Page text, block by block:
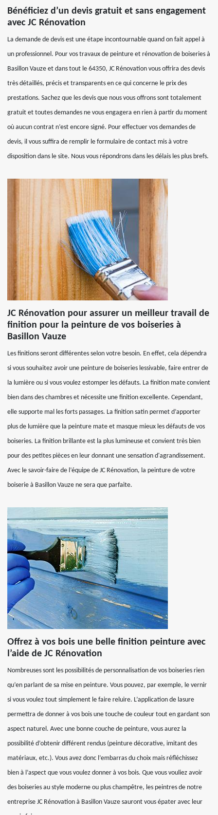
Bénéficiez d’un devis gratuit et sans engagement
avec JC Rénovation
La demande de devis est une étape incontournable quand on fait appel à
un professionnel. Pour vos travaux de peinture et rénovation de boiseries à
Basillon Vauze et dans tout le 64350, JC Rénovation vous offrira des devis
très détaillés, précis et transparents en ce qui concerne le prix des
prestations. Sachez que les devis que nous vous offrons sont totalement
gratuit et toutes demandes ne vous engagera en rien à partir du moment
où aucun contrat n’est encore signé. Pour effectuer vos demandes de
devis, il vous suffira de remplir le formulaire de contact mis à votre
disposition dans le site. Nous vous répondrons dans les délais les plus brefs.
JC Rénovation pour assurer un meilleur travail de
finition pour la peinture de vos boiseries à
Basillon Vauze
Les finitions seront différentes selon votre besoin. En effet, cela dépendra
si vous souhaitez avoir une peinture de boiseries lessivable, faire entrer de
la lumière ou si vous voulez estomper les défauts. La finition mate convient
bien dans des chambres et nécessite une finition excellente. Cependant,
elle supporte mal les forts passages. La finition satin permet d’apporter
plus de lumière que la peinture mate et masque mieux les défauts de vos
boiseries. La finition brillante est la plus lumineuse et convient très bien
pour des petites pièces en leur donnant une sensation d'agrandissement.
Avec le savoir-faire de l’équipe de JC Rénovation, la peinture de votre
boiserie à Basillon Vauze ne sera que parfaite.
Offrez à vos bois une belle finition peinture avec
l’aide de JC Rénovation
Nombreuses sont les possibilités de personnalisation de vos boiseries rien
qu’en parlant de sa mise en peinture. Vous pouvez, par exemple, le vernir
si vous voulez tout simplement le faire reluire. L’application de lasure
permettra de donner à vos bois une touche de couleur tout en gardant son
aspect naturel. Avec une bonne couche de peinture, vous aurez la
possibilité d’obtenir différent rendus (peinture décorative, imitant des
matériaux, etc.). Vous avez donc l’embarras du choix mais réfléchissez
bien à l’aspect que vous voulez donner à vos bois. Que vous vouliez avoir
des boiseries au style moderne ou plus champêtre, les peintres de notre
entreprise JC Rénovation à Basillon Vauze sauront vous épater avec leur